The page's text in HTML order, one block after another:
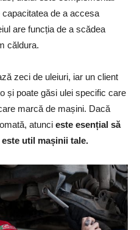
de a accesa
are funcția de a scădea
căldura.
zeci de uleiuri, iar un client
și poate găsi ulei specific care
marcă de mașini. Dacă
atunci este esențial să
util mașinii tale.